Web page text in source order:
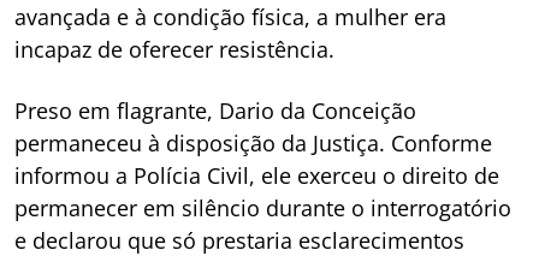
avançada e à condição física, a mulher era
incapaz de oferecer resistência.
Preso em flagrante, Dario da Conceição
permaneceu à disposição da Justiça. Conforme
informou a Polícia Civil, ele exerceu o direito de
permanecer em silêncio durante o interrogatório
e declarou que só prestaria esclarecimentos